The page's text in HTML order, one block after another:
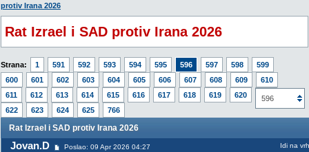
protiv Irana 2026
Rat Izrael i SAD protiv Irana 2026
Strana: 1 591 592 593 594 595 596 597 598
599
600
601 602 603 604 605 606 607 608 609
610
611
612 613 614 615 616 617 618 619 620
621
622
623 624 625 766
596
Rat Izrael i SAD protiv Irana 2026
Jovan.D Poslao: 09 Apr 2026 04:27 Idi na vrh